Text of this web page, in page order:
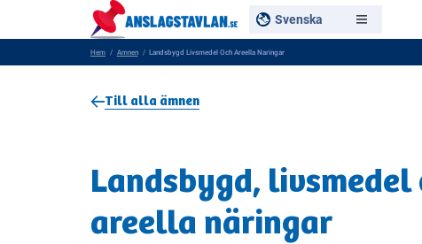
Svenska
Hem Amnen Landsbygd Livsmedel Och Areella Naringar
Till alla ämnen
Landsbygd, livsmedel
areella näringar